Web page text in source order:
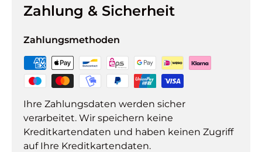
Zahlung & Sicherheit
Zahlungsmethoden
Ihre Zahlungsdaten werden sicher
verarbeitet. Wir speichern keine
Kreditkartendaten und haben keinen Zugriff
auf Ihre Kreditkartendaten.